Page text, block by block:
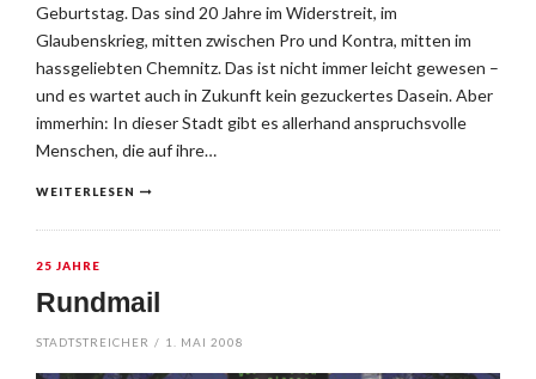
Geburtstag. Das sind 20 Jahre im Widerstreit, im
Glaubenskrieg, mitten zwischen Pro und Kontra, mitten im
hassgeliebten Chemnitz. Das ist nicht immer leicht gewesen –
und es wartet auch in Zukunft kein gezuckertes Dasein. Aber
immerhin: In dieser Stadt gibt es allerhand anspruchsvolle
Menschen, die auf ihre…
WEITERLESEN
25 JAHRE
Rundmail
STADTSTREICHER / 1. MAI 2008